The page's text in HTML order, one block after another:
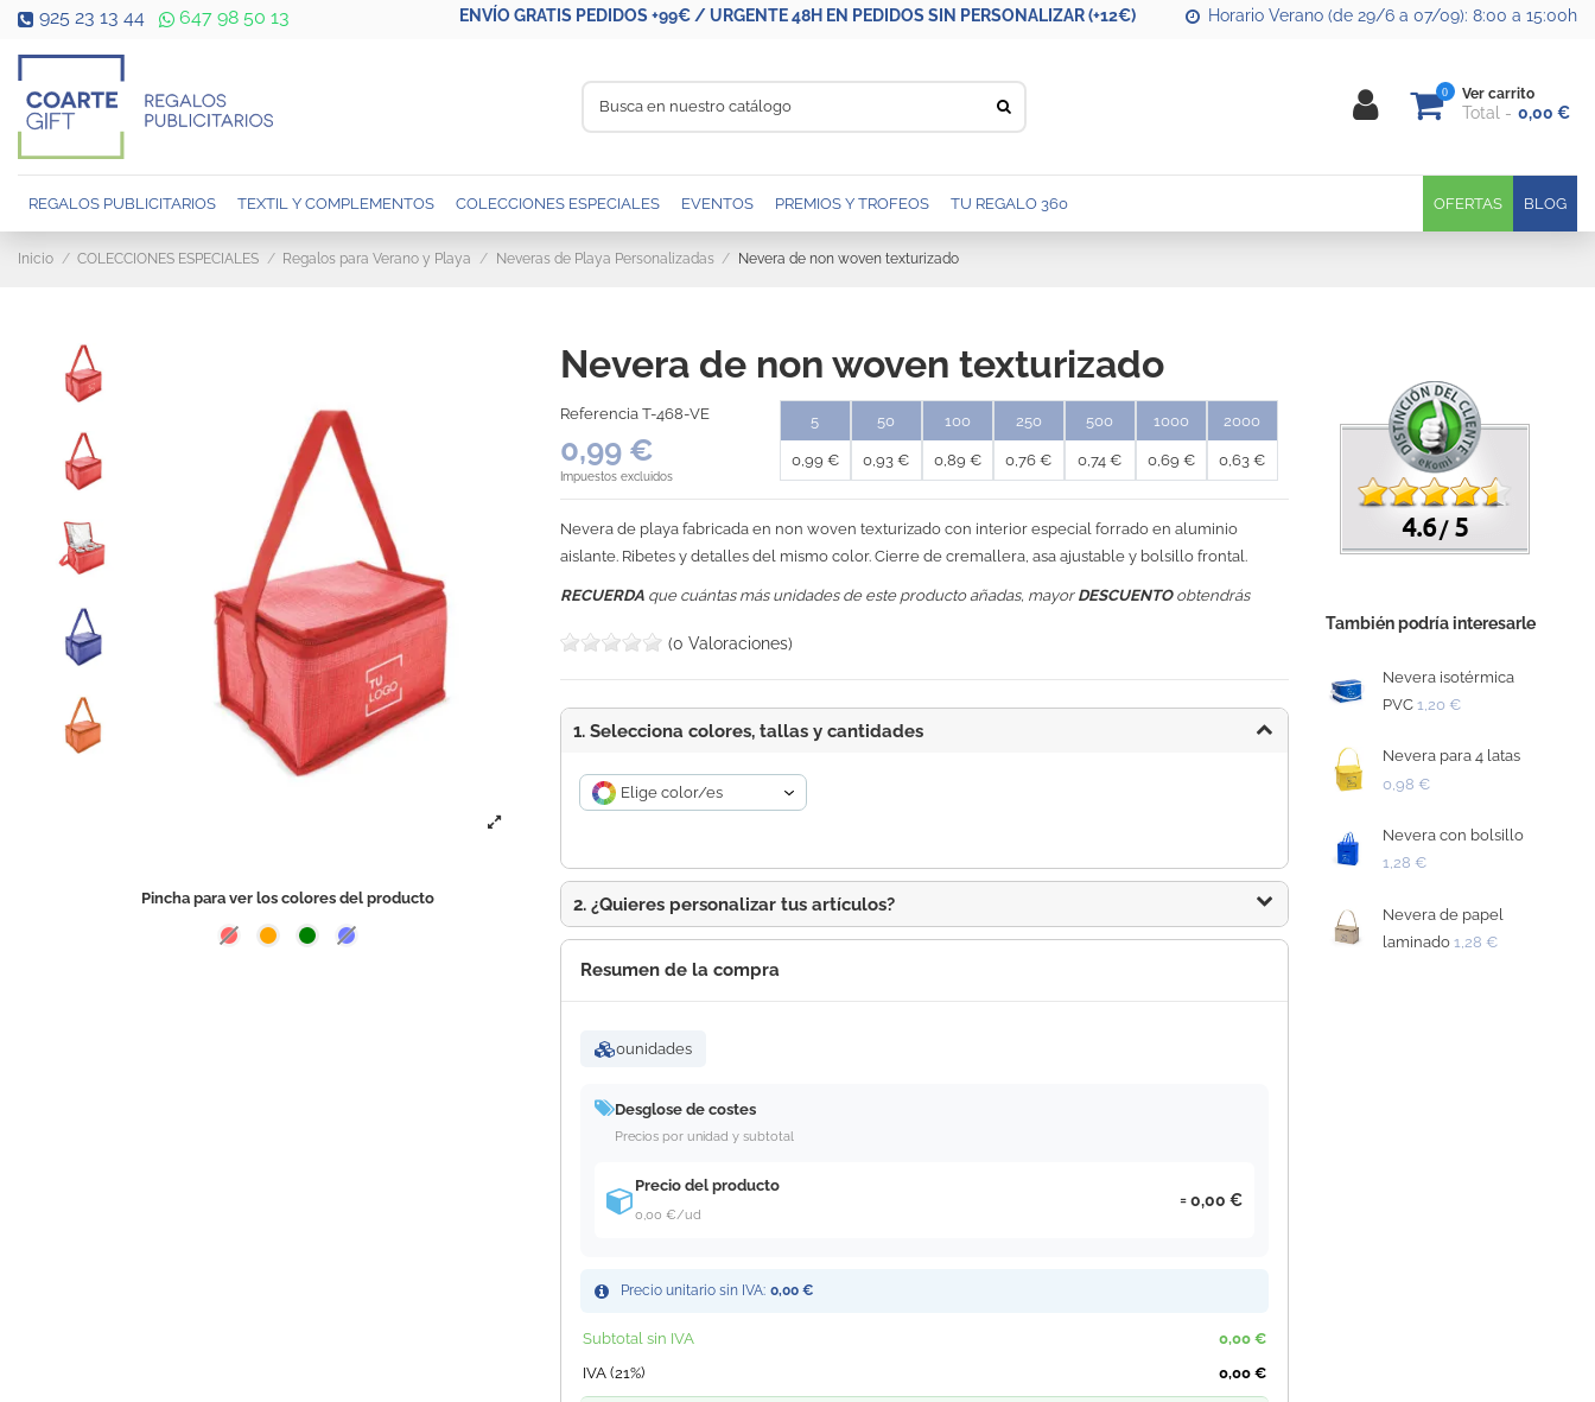
925 23 13 44 647 98 50 13 ENVÍO GRATIS PEDIDOS +99€ / URGENTE 48H EN PEDIDOS SIN PERSONALIZAR (+12€) Horario Verano (de 29/6 a 07/09): 8:00 a 15:00h
0 Ver carrito
Total 0,00 €
REGALOS PUBLICITARIOS TEXTIL Y COMPLEMENTOS COLECCIONES ESPECIALES EVENTOS PREMIOS Y TROFEOS BLOG
TU REGALO 360 OFERTAS
Inicio COLECCIONES ESPECIALES Regalos para Verano y Playa Neveras de Playa Personalizadas Nevera de non woven texturizado
Pincha para ver los colores del producto
Nevera de non woven texturizado
Referencia T-468-VE
0,99 €
Impuestos excluidos
5
0,99 €
50
0,93 €
100
0,89 €
250
0,76 €
500
0,74 €
1000
0,69 €
2000
0,63 €
Nevera de playa fabricada en non woven texturizado con interior especial forrado en aluminio
aislante. Ribetes y detalles del mismo color. Cierre de cremallera, asa ajustable y bolsillo frontal.
RECUERDA que cuántas más unidades de este producto añadas, mayor DESCUENTOobtendrás
(0 Valoraciones)
1. Selecciona colores, tallas y cantidades
Elige color/es
2. ¿Quieres personalizar tus artículos?
Resumen de la compra
0unidades
Desglose de costes
Precios por unidad y subtotal
Precio del producto
0,00 €/ud
0,00 €
Precio unitario sin IVA: 0,00 €
Subtotal sin IVA
0,00 €
IVA (21%)
0,00 €
4.6 /5
También podría interesarle
Nevera isotérmica
PVC 1,20 €
Nevera para 4 latas
0,98 €
Nevera con bolsillo
1,28 €
Nevera de papel
laminado 1,28 €